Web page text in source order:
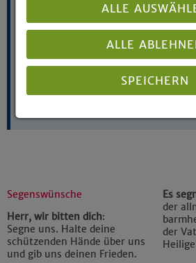
meine Zukunft,
meine Wege.
Dich bitte ich um Schutz und Segen
an jedem neuen Tag.
Segenswünsche
Herr, wir bitten dich:
Segne uns. Halte deine
schützenden Hände über uns
und gib uns deinen Frieden.
Es
der
der
ALLE
ALLE
SPEICHERN